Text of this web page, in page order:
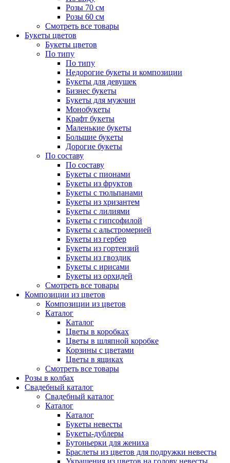
Розы 70 см
Розы 60 см
Смотреть все товары
Букеты цветов
Букеты цветов
По типу
По типу
Недорогие букеты и композиции
Букеты для девушек
Бизнес букеты
Букеты для мужчин
Монобукеты
Крафт букеты
Маленькие букеты
Большие букеты
Дорогие букеты
По составу
По составу
Букеты с пионами
Букеты из фруктов
Букеты с тюльпанами
Букеты из хризантем
Букеты с лилиями
Букеты с гипсофилой
Букеты с альстромерией
Букеты из гербер
Букеты из гортензий
Букеты из гвоздик
Букеты с ирисами
Букеты из орхидей
Смотреть все товары
Композиции из цветов
Композиции из цветов
Каталог
Каталог
Цветы в коробках
Цветы в шляпной коробке
Корзины с цветами
Цветы в ящиках
Смотреть все товары
Розы в колбах
Свадебный каталог
Свадебный каталог
Каталог
Каталог
Букеты невесты
Букеты-дублеры
Бутоньерки для жениха
Браслеты из цветов для подружки невесты